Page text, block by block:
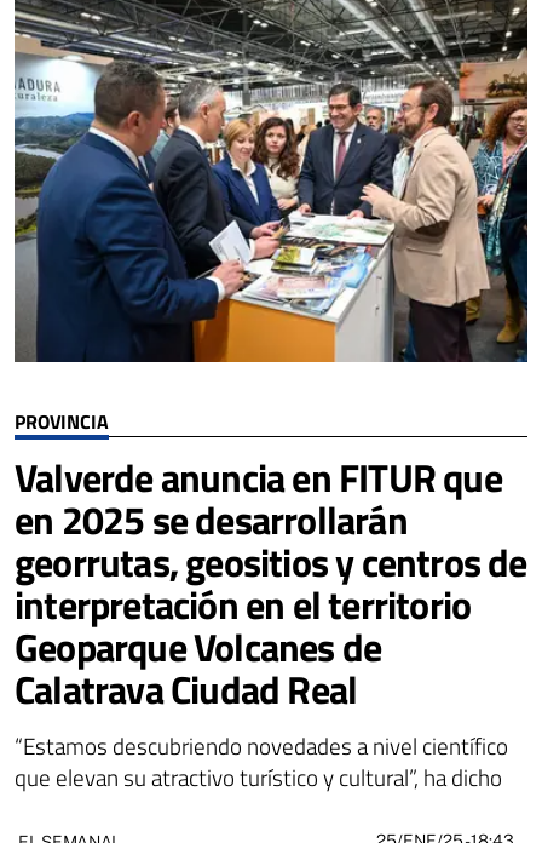
PROVINCIA
Valverde anuncia en FITUR que
en 2025 se desarrollarán
georrutas, geositios y centros de
interpretación en el territorio
Geoparque Volcanes de
Calatrava Ciudad Real
“Estamos descubriendo novedades a nivel científico
que elevan su atractivo turístico y cultural”, ha dicho